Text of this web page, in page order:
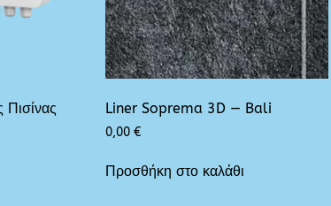
Liner Soprema 3D — Bali
0,00€
Προσθήκη στο καλάθι